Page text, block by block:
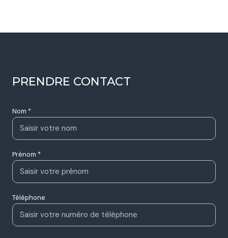
PRENDRE CONTACT
Nom *
Prénom *
Téléphone